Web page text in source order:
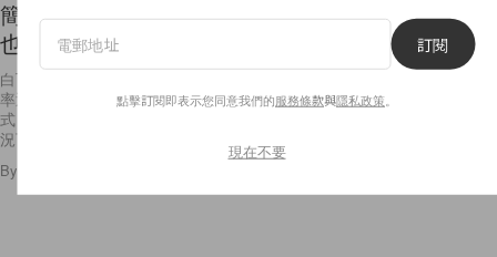
簡約但不平凡！讓這 9 件純白上衣告訴你，白 Tee
也可以成為穿搭中的主角！
白Tee可以說是衣櫃中必備的單品，配搭任何單品都好看，穿搭出錯的機
率近乎零！我們在選購白Tee時，往往都會挑純色且沒有任何設計的款
式，因為白Tee作為衣櫃裡的基本款，永遠都只是穿搭中的配角，一般情
況下
By
訂閱
點擊訂閱即表示您同意我們的服務條款與隱私政策
現在不要